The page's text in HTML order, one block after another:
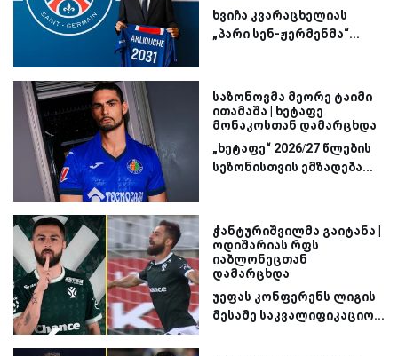
ხვიჩა კვარაცხელიას
„პარი სენ-ჟერმენმა“...
საზონოვმა მეორე ტაიმი
ითამაშა | ხეტაფე
მონაკოსთან დამარცხდა
„ხეტაფე“ 2026/27 წლების
სეზონისთვის ემზადება...
ჭანტურიშვილმა გაიტანა |
ოდიშარიას რფს
იაბლონეცთან
დამარცხდა
უეფას კონფერენს ლიგის
მესამე საკვალიფიკაციო...